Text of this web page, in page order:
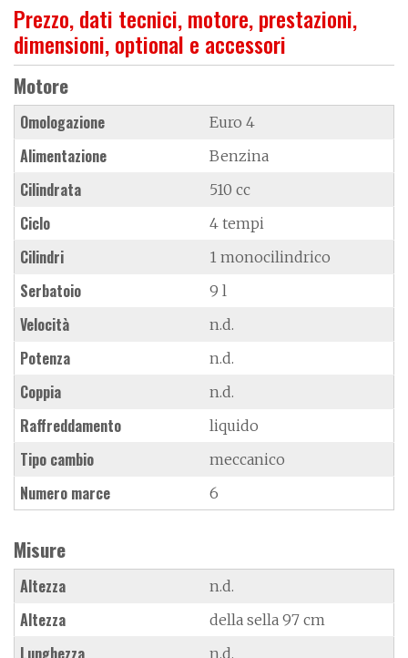
Prezzo, dati tecnici, motore, prestazioni,
dimensioni, optional e accessori
Motore
Omologazione Euro 4
Alimentazione Benzina
Cilindrata 510 cc
Ciclo 4 tempi
Cilindri 1 monocilindrico
Serbatoio 9 l
Velocità n.d.
Potenza n.d.
Coppia n.d.
Raffreddamento liquido
Tipo cambio meccanico
Numero marce 6
Misure
Altezza n.d.
Altezza della sella 97 cm
Lunghezza n.d.